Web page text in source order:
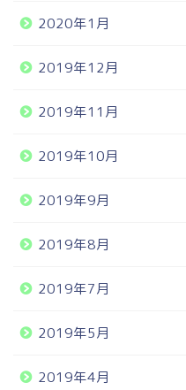
2020年1月
2019年12月
2019年11月
2019年10月
2019年9月
2019年8月
2019年7月
2019年5月
2019年4月